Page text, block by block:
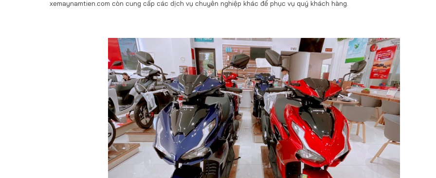
xemaynamtien.com còn cung cấp các dịch vụ chuyên nghiệp khác để phục vụ quý khách hàng.